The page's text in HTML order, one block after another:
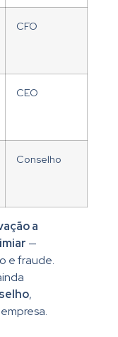
CFO
CEO
Conselho
a
—
e fraude.
,